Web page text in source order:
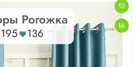
Ключевые